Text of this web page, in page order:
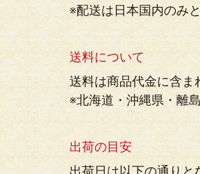
※配送は日本国内のみ
送料について
送料は商品代金に含ま
※北海道・沖縄県・離
出荷の目安